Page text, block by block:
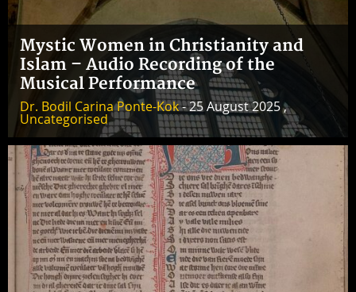
Mystic Women in Christianity and
Islam – Audio Recording of the
Musical Performance
Dr. Bodil Carina Ponte-Kok- 25 August 2025 ,
Uncategorised